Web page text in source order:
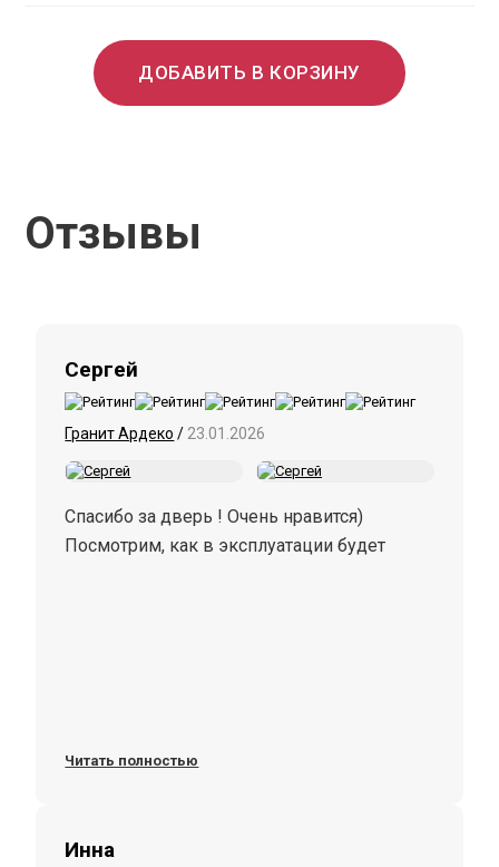
ДОБАВИТЬ В КОРЗИНУ
Отзывы
Сергей
Гранит Ардеко / 23.01.2026
Спасибо за дверь ! Очень нравится)
Посмотрим, как в эксплуатации будет
Читать полностью
Инна